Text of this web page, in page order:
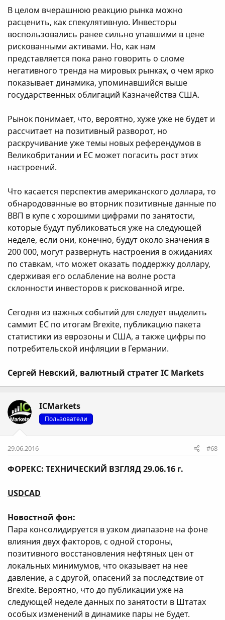
В целом вчерашнюю реакцию рынка можно
расценить, как спекулятивную. Инвесторы
воспользовались ранее сильно упавшими в цене
рискованными активами. Но, как нам
представляется пока рано говорить о сломе
негативного тренда на мировых рынках, о чем ярко
показывает динамика, упоминавшийся выше
государственных облигаций Казначейства США.
Рынок понимает, что, вероятно, хуже уже не будет и
рассчитает на позитивный разворот, но
раскручивание уже темы новых референдумов в
Великобритании и ЕС может погасить рост этих
настроений.
Что касается перспектив американского доллара, то
обнародованные во вторник позитивные данные по
ВВП в купе с хорошими цифрами по занятости,
которые будут публиковаться уже на следующей
неделе, если они, конечно, будут около значения в
200 000, могут развернуть настроения в ожиданиях
по ставкам, что может оказать поддержку доллару,
сдерживая его ослабление на волне роста
склонности инвесторов к рискованной игре.
Сегодня из важных событий для следует выделить
саммит ЕС по итогам Brexite, публикацию пакета
статистики из еврозоны и США, а также цифры по
потребительской инфляции в Германии.
Сергей Невский, валютный стратег IC Markets
ICMarkets
Пользователи
29.06.2016 #68
ФОРЕКС: ТЕХНИЧЕСКИЙ ВЗГЛЯД 29.06.16 г.
USDCAD
Новостной фон:
Пара консолидируется в узком диапазоне на фоне
влияния двух факторов, с одной стороны,
позитивного восстановления нефтяных цен от
локальных минимумов, что оказывает на нее
давление, а с другой, опасений за последствие от
Brexite. Вероятно, что до публикации уже на
следующей неделе данных по занятости в Штатах
особых изменений в динамике пары не будет.